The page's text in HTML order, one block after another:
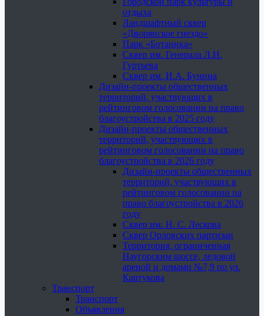
отдыха
Ландшафтный сквер
«Дворянское гнездо»
Парк «Ботаника»
Сквер им. Генерала Л.Н.
Гуртьева
Сквер им. И.А. Бунина
Дизайн-проекты общественных
территорий, участвующих в
рейтинговом голосовании на право
благоустройства в 2025 году
Дизайн-проекты общественных
территорий, участвующих в
рейтинговом голосовании на право
благоустройства в 2026 году
Дизайн-проекты общественных
территорий, участвующих в
рейтинговом голосовании на
право благоустройства в 2026
году
Сквер им. Н. С. Лескова
Сквер Орловских партизан
Территория, ограниченная
Наугорским шоссе, ледовой
ареной и домами №7,9 по ул.
Картукова
Транспорт
Транспорт
Объявления